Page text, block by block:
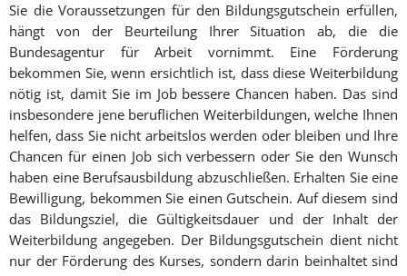
Sie die Voraussetzungen für den Bildungsgutschein erfüllen,
hängt von der Beurteilung Ihrer Situation ab, die die
Bundesagentur für Arbeit vornimmt. Eine Förderung
bekommen Sie, wenn ersichtlich ist, dass diese Weiterbildung
nötig ist, damit Sie im Job bessere Chancen haben. Das sind
insbesondere jene beruflichen Weiterbildungen, welche Ihnen
helfen, dass Sie nicht arbeitslos werden oder bleiben und Ihre
Chancen für einen Job sich verbessern oder Sie den Wunsch
haben eine Berufsausbildung abzuschließen. Erhalten Sie eine
Bewilligung, bekommen Sie einen Gutschein. Auf diesem sind
das Bildungsziel, die Gültigkeitsdauer und der Inhalt der
Weiterbildung angegeben. Der Bildungsgutschein dient nicht
nur der Förderung des Kurses, sondern darin beinhaltet sind